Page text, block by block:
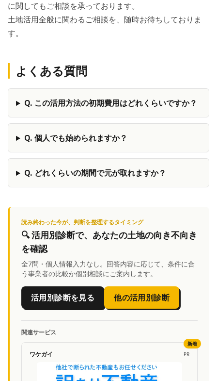
に関してもご相談を承っております。
土地活用全般に関わるご相談を、随時お待ちしておりま
す。
よくある質問
Q. この活用方法の初期費用はどれくらいですか？
Q. 個人でも始められますか？
Q. どれくらいの期間で元が取れますか？
読み終わった今が、判断を整理するタイミング
🔍活用別診断で、あなたの土地の向き不向き
を確認
全7問・個人情報入力なし。回答内容に応じて、条件に合
う事業者の比較か個別相談にご案内します。
活用別診断を見る 他の活用別診断
関連サービス
ワケガイ PR
新着